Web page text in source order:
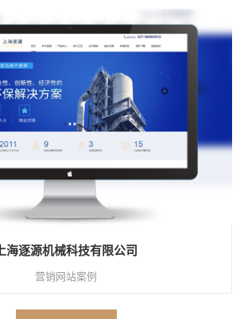
上海逐源机械科技有限公司
营销网站案例